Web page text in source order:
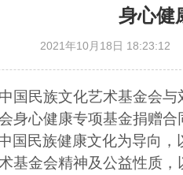
身心健
2021年10月18日 18:23:12
国民族文化艺术基金会
身心健康专项基金捐赠合
国民族健康文化为导向，
基金会精神及公益性质，